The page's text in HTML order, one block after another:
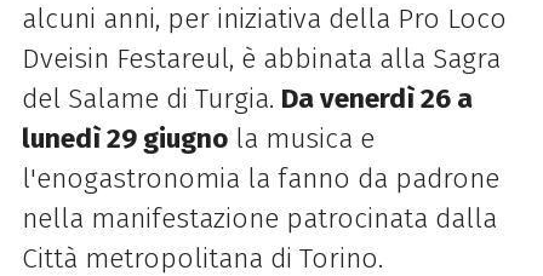
alcuni anni, per iniziativa della Pro Loco
Dveisin Festareul, è abbinata alla Sagra
del Salame di Turgia. Da venerdì 26 a
lunedì 29 giugnola musica e
l'enogastronomia la fanno da padrone
nella manifestazione patrocinata dalla
Città metropolitana di Torino.